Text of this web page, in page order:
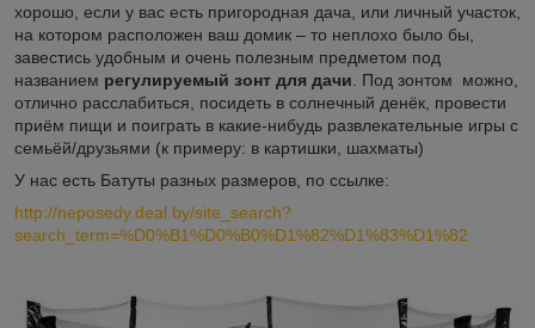
хорошо, если у вас есть пригородная дача, или личный участок,
на котором расположен ваш домик – то неплохо было бы,
завестись удобным и очень полезным предметом под
названием регулируемый зонт для дачи . Под зонтом можно,
отлично расслабиться, посидеть в солнечный денёк, провести
приём пищи и поиграть в какие-нибудь развлекательные игры с
семьёй/друзьями (к примеру: в картишки, шахматы)
У нас есть Батуты разных размеров, по ссылке:
http://neposedy.deal.by/site_search?
search_term=%D0%B1%D0%B0%D1%82%D1%83%D1%82